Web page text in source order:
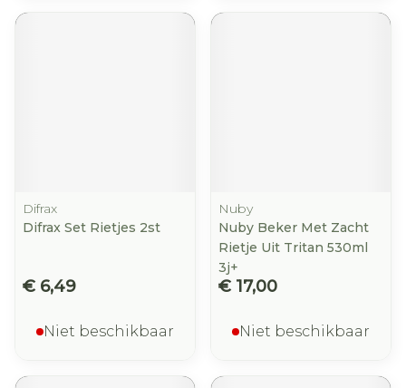
Difrax
Difrax Set Rietjes 2st
€ 6,49
Niet beschikbaar
Nuby
Nuby Beker Met Zacht
Rietje Uit Tritan 530ml
3j+
€ 17,00
Niet beschikbaar